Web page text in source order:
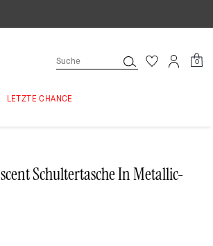
0
LETZTE CHANCE
Schultertasche In Metallic-